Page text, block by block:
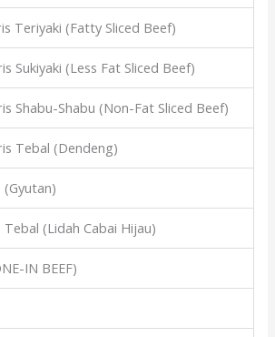
Teriyaki (Fatty Sliced Beef)
Sukiyaki (Less Fat Sliced Beef)
Shabu-Shabu (Non-Fat Sliced Beef)
Tebal (Dendeng)
(Gyutan)
Tebal (Lidah Cabai Hijau)
IN BEEF)